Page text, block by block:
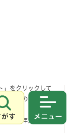
さがす
」をクリックして
とその評価点な
事完了年月日欄に